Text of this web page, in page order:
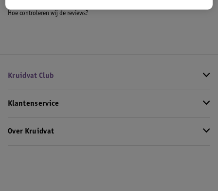
Hoe controleren wij de reviews?
Kruidvat Club
Klantenservice
Over Kruidvat